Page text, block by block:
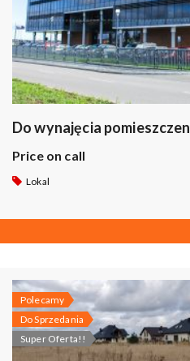
Price on call
Lokal
Polecamy
Do Sprzedania
Super Oferta!!